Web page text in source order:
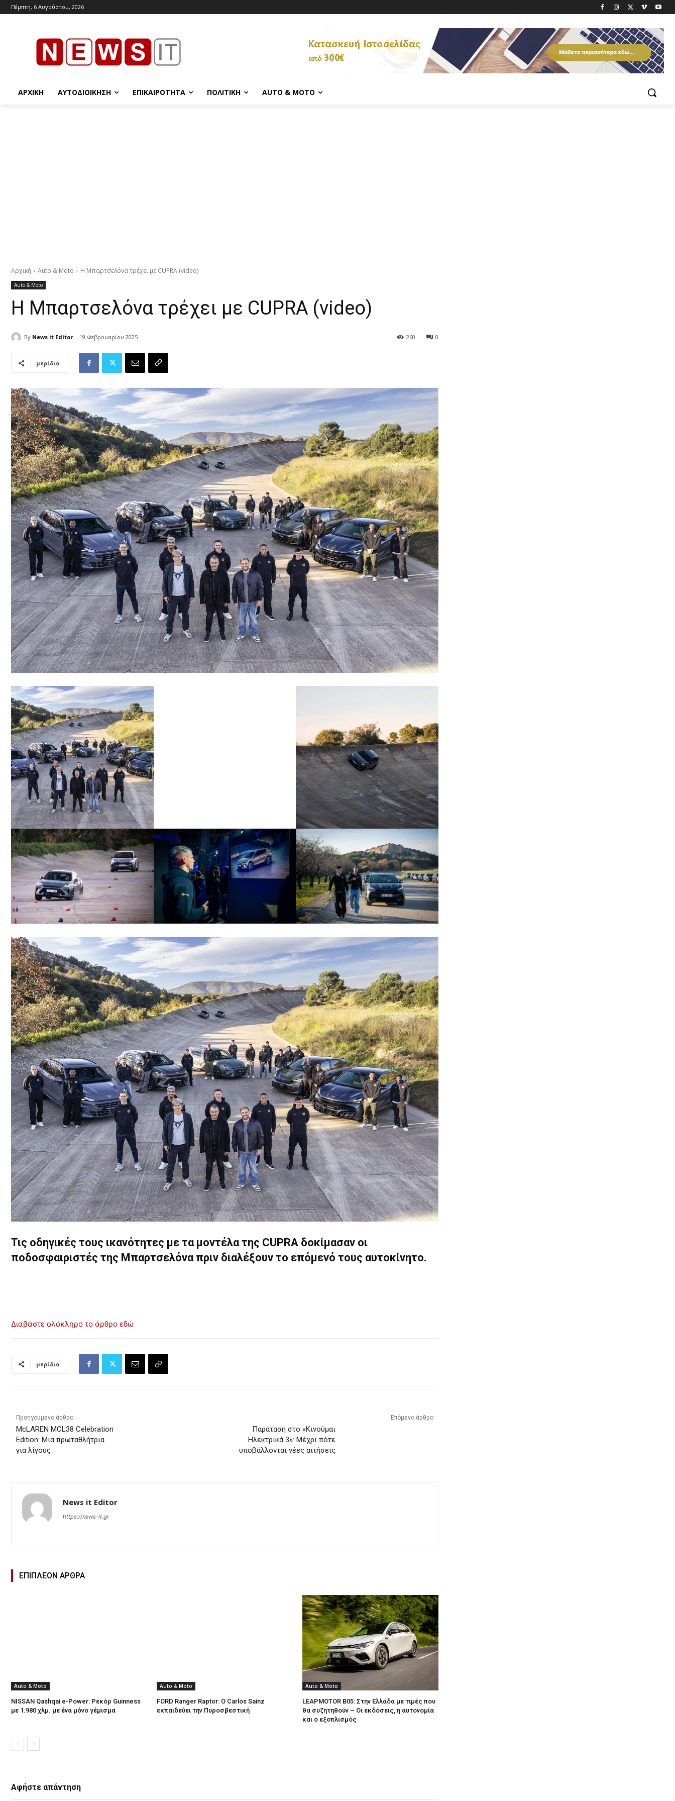
Πέμπτη, 6 Αυγούστου, 2026
ΑΡΧΙΚΉ ΑΥΤΟΔΙΟΊΚΗΣΗ ΕΠΙΚΑΙΡΌΤΗΤΑ ΠΟΛΙΤΙΚΉ AUTO & MOTO
Αρχική Auto & Moto Η Μπαρτσελόνα τρέχει με CUPRA (video)
Auto & Moto
Η Μπαρτσελόνα τρέχει με CUPRA (video)
By News it Editor 19 Φεβρουαρίου 2025 0
260
μερίδιο
Τις οδηγικές τους ικανότητες με τα μοντέλα της CUPRA δοκίμασαν οι
ποδοσφαιριστές της Μπαρτσελόνα πριν διαλέξουν το επόμενό τους αυτοκίνητο.
Διαβάστε ολόκληρο το άρθρο εδώ
μερίδιο
Προηγούμενο άρθρο
McLAREN MCL38 Celebration
Edition: Μια πρωταθλήτρια
για λίγους
Επόμενο άρθρο
Παράταση στο «Κινούμαι
Ηλεκτρικά 3»: Μέχρι πότε
υποβάλλονται νέες αιτήσεις
News it Editor
https://news-it.gr
ΕΠΙΠΛΕΟΝ ΑΡΘΡΑ
Auto & Moto
NISSAN Qashqai e-Power: Ρεκόρ Guinness
με 1.980 χλμ. με ένα μόνο γέμισμα
Auto & Moto
FORD Ranger Raptor: Ο Carlos Sainz
εκπαιδεύει την Πυροσβεστική
Auto & Moto
LEAPMOTOR B05: Στην Ελλάδα με τιμές που
θα συζητηθούν – Οι εκδόσεις, η αυτονομία
και ο εξοπλισμός
Αφήστε απάντηση